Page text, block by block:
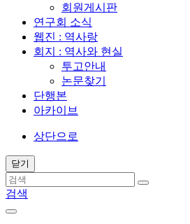
회원게시판
연구회 소식
웹진 : 역사랑
회지 : 역사와 현실
투고안내
논문찾기
단행본
아카이브
상단으로
닫기
검색